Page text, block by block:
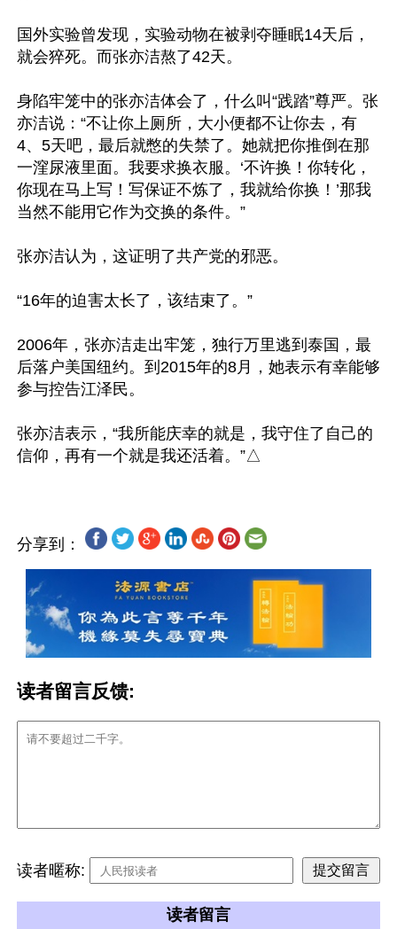
国外实验曾发现，实验动物在被剥夺睡眠14天后，
就会猝死。而张亦洁熬了42天。
身陷牢笼中的张亦洁体会了，什么叫“践踏”尊严。张
亦洁说：“不让你上厕所，大小便都不让你去，有
4、5天吧，最后就憋的失禁了。她就把你推倒在那
一漥尿液里面。我要求换衣服。‘不许换！你转化，
你现在马上写！写保证不炼了，我就给你换！’那我
当然不能用它作为交换的条件。”
张亦洁认为，这证明了共产党的邪恶。
“16年的迫害太长了，该结束了。”
2006年，张亦洁走出牢笼，独行万里逃到泰国，最
后落户美国纽约。到2015年的8月，她表示有幸能够
参与控告江泽民。
张亦洁表示，“我所能庆幸的就是，我守住了自己的
分享到：
读者留言反馈:
读者暱称:
读者留言